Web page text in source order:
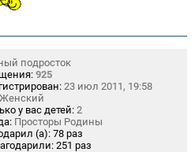
подросток
925
23 июл 2011, 19:58
Женский
у вас детей: 2
Просторы Родины
(а): 78 раз
251 раз